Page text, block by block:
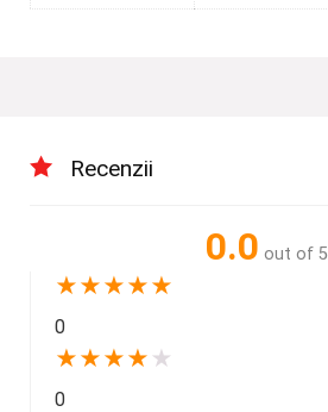
Recenzii
0.0 out of 5
★★★★★
0
★★★★ ★
0